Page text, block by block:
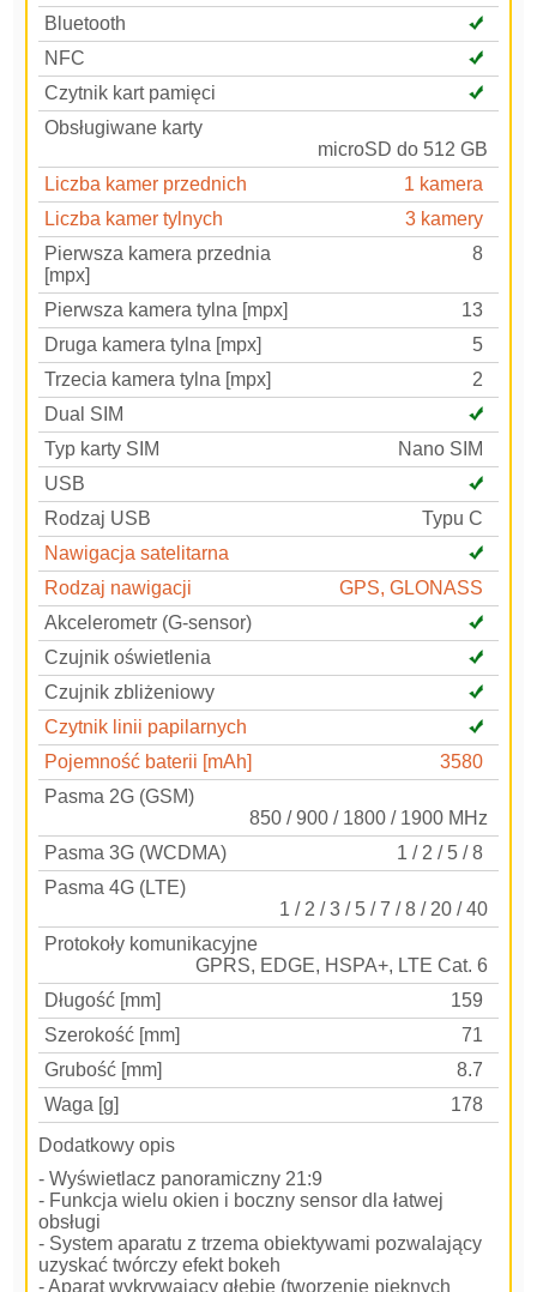
Bluetooth
NFC
Czytnik kart pamięci
Obsługiwane karty
microSD do 512 GB
Liczba kamer przednich
1 kamera
Liczba kamer tylnych
3 kamery
Pierwsza kamera przednia
[mpx]
8
Pierwsza kamera tylna [mpx]
13
Druga kamera tylna [mpx]
5
Trzecia kamera tylna [mpx]
2
Dual SIM
Typ karty SIM
Nano SIM
USB
Rodzaj USB
Typu C
Nawigacja satelitarna
Rodzaj nawigacji
GPS, GLONASS
Akcelerometr (G-sensor)
Czujnik oświetlenia
Czujnik zbliżeniowy
Czytnik linii papilarnych
Pojemność baterii [mAh]
3580
Pasma 2G (GSM)
850 / 900 / 1800 / 1900 MHz
Pasma 3G (WCDMA)
1 / 2 / 5 / 8
Pasma 4G (LTE)
1 / 2 / 3 / 5 / 7 / 8 / 20 / 40
Protokoły komunikacyjne
GPRS, EDGE, HSPA+, LTE Cat. 6
Długość [mm]
159
Szerokość [mm]
71
Grubość [mm]
8.7
Waga [g]
178
Dodatkowy opis
- Wyświetlacz panoramiczny 21:9
- Funkcja wielu okien i boczny sensor dla łatwej
obsługi
- System aparatu z trzema obiektywami pozwalający
uzyskać twórczy efekt bokeh
- Aparat wykrywający głębię (tworzenie pięknych